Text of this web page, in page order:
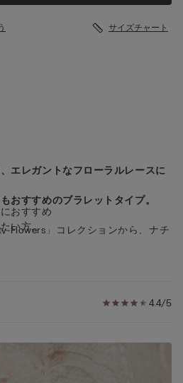
サイズチャート
エレガントなフローラルレースに
おすすめのブラレットタイプ。
Flowers」コレクションから、ナチ
」が登場。
え、シーズンごとに登場する限定
おすすめ
い方
て、見せて着けてもおしゃれなブ
するハーフパッド
4.4/5